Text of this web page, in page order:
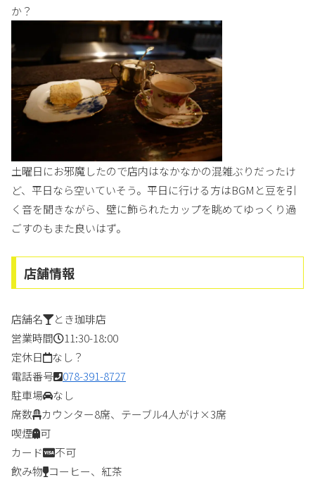
か？
土曜日にお邪魔したので店内はなかなかの混雑ぶりだったけ
ど、平日なら空いていそう。平日に行ける方はBGMと豆を引
く音を聞きながら、壁に飾られたカップを眺めてゆっくり過
ごすのもまた良いはず。
店舗情報
店舗名
とき珈琲店
営業時間
11:30-18:00
定休日
なし？
電話番号
078-391-8727
駐車場
なし
席数
カウンター8席、テーブル4人がけ×3席
喫煙 可
カード
不可
飲み物 コーヒー、紅茶